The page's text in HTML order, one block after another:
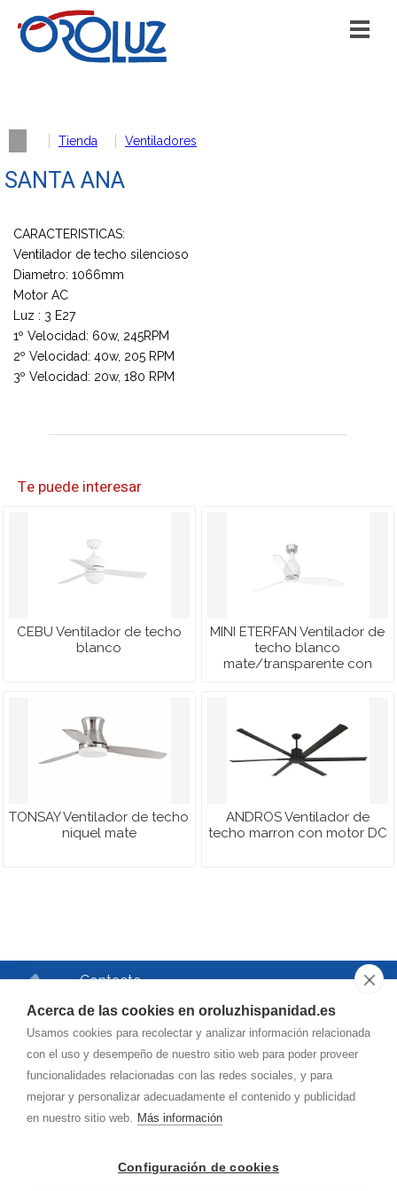
Acerca de las cookies en oroluzhispanidad.es
Usamos cookies para recolectar y analizar información relacionada
con el uso y desempeño de nuestro sitio web para poder proveer
funcionalidades relacionadas con las redes sociales, y para
mejorar y personalizar adecuadamente el contenido y publicidad
en nuestro sitio web. Más información
Configuración de cookies
Tienda Ventiladores
SANTA ANA
CARACTERISTICAS:
Ventilador de techo silencioso
Diametro: 1066mm
Motor AC
Luz : 3 E27
1º Velocidad: 60w, 245RPM
2º Velocidad: 40w, 205 RPM
3º Velocidad: 20w, 180 RPM
Te puede interesar
CEBU Ventilador de techo
blanco
MINI ETERFAN Ventilador de
techo blanco
mate/transparente con
TONSAY Ventilador de techo
niquel mate
ANDROS Ventilador de
techo marron con motor DC
Contacto
Teléfono
976.750.504
Correo
oroluzhispanidad@hotmail.es
-(Zaragoza)